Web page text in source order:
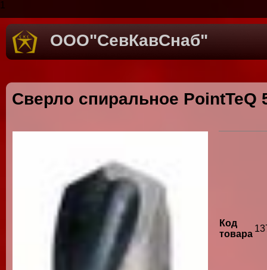
1
ООО"СевКавСнаб"
Сверло спиральное PointTeQ
Код
товара